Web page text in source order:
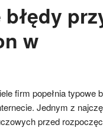
w
firm popełnia typowe
Jednym z
przed